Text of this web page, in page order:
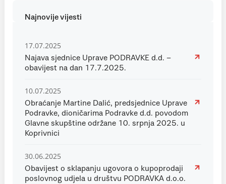
Najnovije vijesti
17.07.2025
Najava sjednice Uprave PODRAVKE d.d. –
obavijest na dan 17.7.2025.
10.07.2025
Obraćanje Martine Dalić, predsjednice Uprave
Podravke, dioničarima Podravke d.d. povodom
Glavne skupštine održane 10. srpnja 2025. u
Koprivnici
30.06.2025
Obavijest o sklapanju ugovora o kupoprodaji
poslovnog udjela u društvu PODRAVKA d.o.o.